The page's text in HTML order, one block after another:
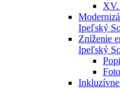
XV.
Ipeľský
Zníženie
Ipeľský